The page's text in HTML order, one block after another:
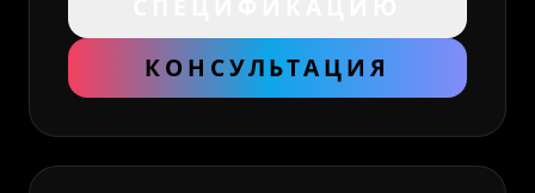
КОНСУЛЬТАЦИЯ